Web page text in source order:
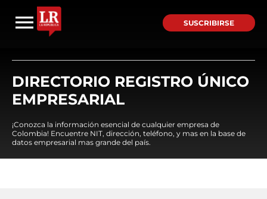
SUSCRIBIRSE
DIRECTORIO REGISTRO ÚNICO
EMPRESARIAL
¡Conozca la información esencial de cualquier empresa de
Colombia! Encuentre NIT, dirección, teléfono, y mas en la base de
datos empresarial mas grande del país.